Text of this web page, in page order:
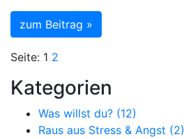
zum Beitrag »
Seite: 1 2
Kategorien
Was willst du? (12)
Raus aus Stress & Angst (2)